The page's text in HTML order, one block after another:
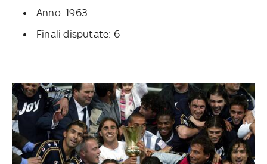
Anno: 1963
Finali disputate: 6